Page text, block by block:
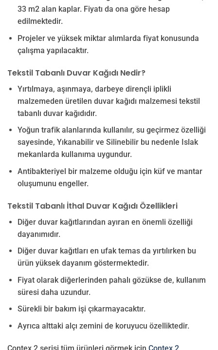
33 m2 alan kaplar. Fiyatı da ona göre hesap
edilmektedir.
Projeler ve yüksek miktar alımlarda fiyat konusunda
çalışma yapılacaktır.
Tekstil Tabanlı Duvar Kağıdı Nedir?
Yırtılmaya, aşınmaya, darbeye dirençli iplikli
malzemeden üretilen duvar kağıdı malzemesi tekstil
tabanlı duvar kağıdıdır.
Yoğun trafik alanlarında kullanılır, su geçirmez özelliği
sayesinde, Yıkanabilir ve Silinebilir bu nedenle Islak
mekanlarda kullanıma uygundur.
Antibakteriyel bir malzeme olduğu için küf ve mantar
oluşumunu engeller.
Tekstil Tabanlı İthal Duvar Kağıdı Özellikleri
Diğer duvar kağıtlarından ayıran en önemli özelliği
dayanımıdır.
Diğer duvar kağıtları en ufak temas da yırtılırken bu
ürün yüksek dayanım göstermektedir.
Fiyat olarak diğerlerinden pahalı gözükse de, kullanım
süresi daha uzundur.
Sürekli bir bakım işi çıkarmayacaktır.
Ayrıca alttaki alçı zemini de koruyucu özelliktedir.